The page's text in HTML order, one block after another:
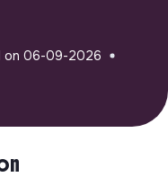
on 06-09-2026